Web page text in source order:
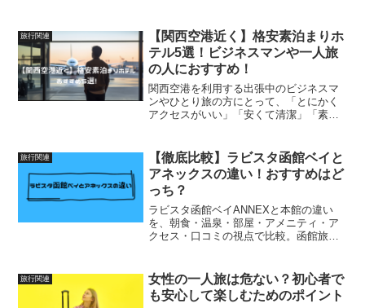
囲気が似ている部分もあります。ただ実
際には、客室のつくりや宿...
旅行関連
【関西空港近く】格安素泊まりホ
テル5選！ビジネスマンや一人旅
の人におすすめ！
関西空港を利用する出張中のビジネスマ
ンやひとり旅の方にとって、「とにかく
アクセスがいい」「安くて清潔」「素泊
を第一優先にしつつ、料金の安さ、口コ
ミ評価も重視したおすすめ...
旅行関連
【徹底比較】ラビスタ函館ベイと
アネックスの違い！おすすめはど
っち？
ラビスタ函館ベイANNEXと本館の違い
を、朝食・温泉・部屋・アメニティ・ア
クセス・口コミの視点で比較。函館旅行
旅行関連
女性の一人旅は危ない？初心者で
も安心して楽しむためのポイント